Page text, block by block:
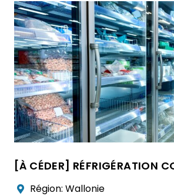
[À CÉDER] RÉFRIGÉRATION
Région:Wallonie